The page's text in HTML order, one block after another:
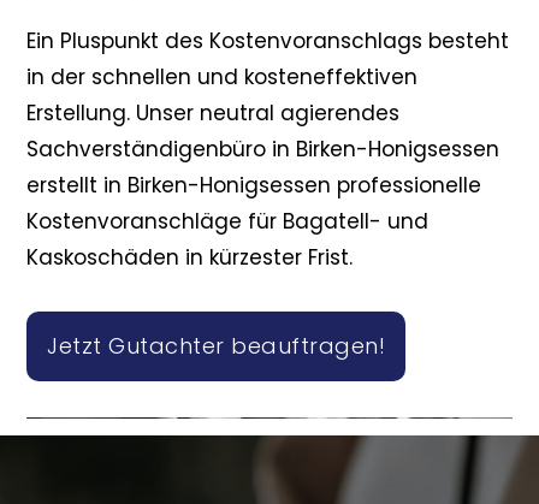
Ein Pluspunkt des Kostenvoranschlags besteht
in der schnellen und kosteneffektiven
Erstellung. Unser neutral agierendes
Sachverständigenbüro in Birken-Honigsessen
erstellt in Birken-Honigsessen professionelle
Kostenvoranschläge für Bagatell- und
Kaskoschäden in kürzester Frist.
Jetzt Gutachter beauftragen!